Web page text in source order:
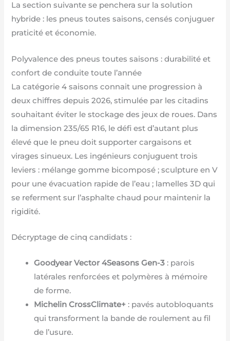
La section suivante se penchera sur la solution
hybride : les pneus toutes saisons, censés conjuguer
praticité et économie.
Polyvalence des pneus toutes saisons : durabilité et
confort de conduite toute l’année
La catégorie 4 saisons connait une progression à
deux chiffres depuis 2026, stimulée par les citadins
souhaitant éviter le stockage des jeux de roues. Dans
la dimension 235/65 R16, le défi est d’autant plus
élevé que le pneu doit supporter cargaisons et
virages sinueux. Les ingénieurs conjuguent trois
leviers : mélange gomme bicomposé ; sculpture en V
pour une évacuation rapide de l’eau ; lamelles 3D qui
se referment sur l’asphalte chaud pour maintenir la
rigidité.
Décryptage de cinq candidats :
Goodyear Vector 4Seasons Gen-3 : parois
latérales renforcées et polymères à mémoire
de forme.
Michelin CrossClimate+ : pavés autobloquants
qui transforment la bande de roulement au fil
de l’usure.